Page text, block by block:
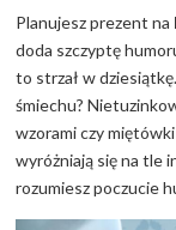
Planujesz prezent na
doda szczyptę
to strzał w
śmiechu?
wzorami czy
wyróżniają się na tle
rozumiesz poczucie